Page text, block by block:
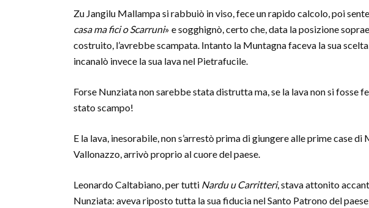
Zu Jangilu Mallampa si rabbuiò in viso, fece un rapido calcolo, poi
casa ma fici o Scarruni» e sogghignò, certo che, data la posizione
costruito, l’avrebbe scampata. Intanto la Muntagna faceva la sua
incanalò invece la sua lava nel Pietrafucile.
Forse Nunziata non sarebbe stata distrutta ma, se la lava non si fosse
stato scampo!
E la lava, inesorabile, non s’arrestò prima di giungere alle prime case
Vallonazzo, arrivò proprio al cuore del paese.
Leonardo Caltabiano, per tutti Nardu u Carritteri, stava attonito
Nunziata: aveva riposto tutta la sua fiducia nel Santo Patrono del